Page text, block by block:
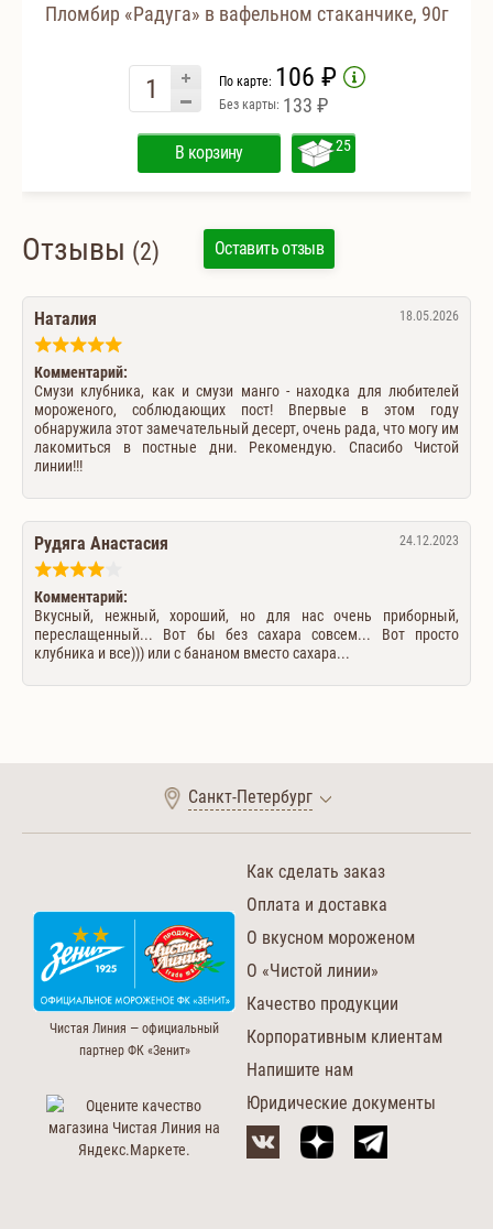
Пломбир «Радуга» в вафельном стаканчике, 90г
По карте: 106 ₽
Без карты: 133 ₽
В корзину 25
Отзывы (2) Оставить отзыв
18.05.2026
Наталия
Комментарий:
Смузи клубника, как и смузи манго - находка для любителей
мороженого, соблюдающих пост! Впервые в этом году
обнаружила этот замечательный десерт, очень рада, что могу им
лакомиться в постные дни. Рекомендую. Спасибо Чистой
линии!!!
24.12.2023
Рудяга Анастасия
Комментарий:
Вкусный, нежный, хороший, но для нас очень приборный,
переслащенный... Вот бы без сахара совсем... Вот просто
клубника и все))) или с бананом вместо сахара...
Санкт-Петербург
Чистая Линия — официальный
партнер ФК «Зенит»
Как сделать заказ
Оплата и доставка
О вкусном мороженом
О «Чистой линии»
Качество продукции
Корпоративным клиентам
Напишите нам
Юридические документы